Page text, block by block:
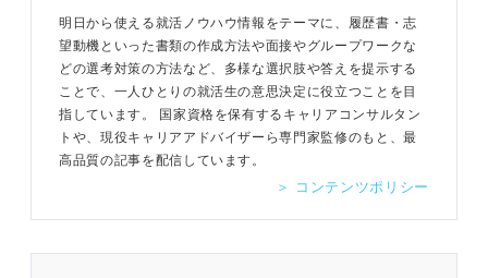
明日から使える就活ノウハウ情報をテーマに、履歴書・志
望動機といった書類の作成方法や面接やグループワークな
どの選考対策の方法など、多様な選択肢や答えを提示する
ことで、一人ひとりの就活生の意思決定に役立つことを目
指しています。 国家資格を保有するキャリアコンサルタン
トや、現役キャリアアドバイザーら専門家監修のもと、最
高品質の記事を配信しています。
＞ コンテンツポリシー